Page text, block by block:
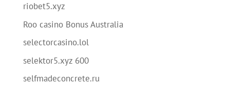
riobet5.xyz
Roo casino Bonus Australia
selectorcasino.lol
selektor5.xyz 600
selfmadeconcrete.ru